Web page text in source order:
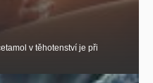
v těhotenství je při